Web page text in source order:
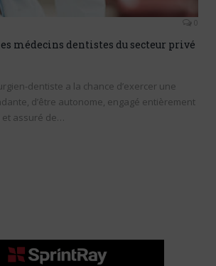
0
médecins dentistes du secteur privé
dentiste a la chance d’exercer une
d’être autonome, engagé entièrement
assuré de…